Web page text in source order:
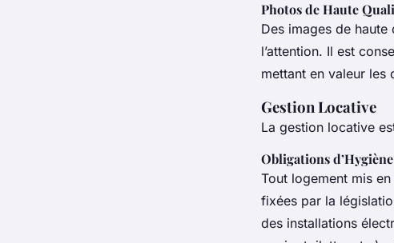
Photos de Haute
Des images de
l’attention. Il est
mettant en valeur les
Gestion Locative
La gestion locative
Obligations
Tout logement mis
fixées par la
des installations